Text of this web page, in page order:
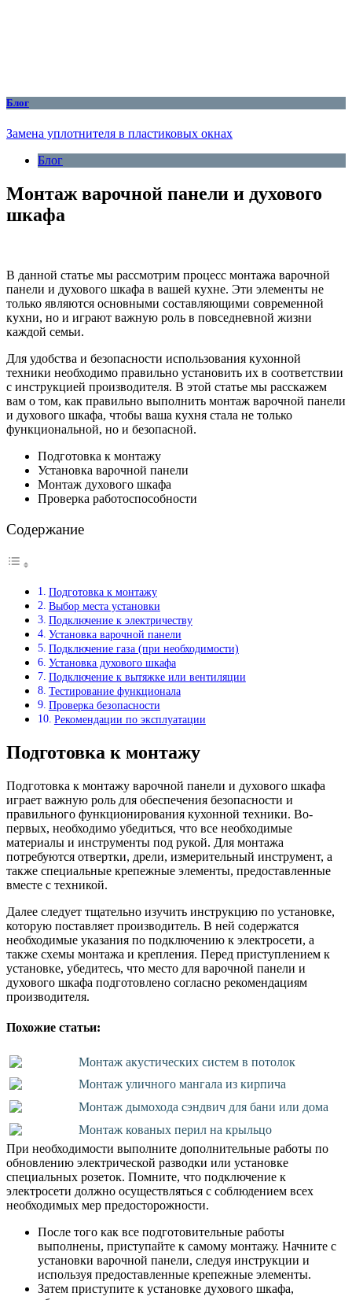
Блог
Замена уплотнителя в пластиковых окнах
Блог
Монтаж варочной панели и духового
шкафа
В данной статье мы рассмотрим процесс монтажа варочной
панели и духового шкафа в вашей кухне. Эти элементы не
только являются основными составляющими современной
кухни, но и играют важную роль в повседневной жизни
каждой семьи.
Для удобства и безопасности использования кухонной
техники необходимо правильно установить их в соответствии
с инструкцией производителя. В этой статье мы расскажем
вам о том, как правильно выполнить монтаж варочной панели
и духового шкафа, чтобы ваша кухня стала не только
функциональной, но и безопасной.
Подготовка к монтажу
Установка варочной панели
Монтаж духового шкафа
Проверка работоспособности
Содержание
Подготовка к монтажу
Выбор места установки
Подключение к электричеству
Установка варочной панели
Подключение газа (при необходимости)
Установка духового шкафа
Подключение к вытяжке или вентиляции
Тестирование функционала
Проверка безопасности
Рекомендации по эксплуатации
Подготовка к монтажу
Подготовка к монтажу варочной панели и духового шкафа
играет важную роль для обеспечения безопасности и
правильного функционирования кухонной техники. Во-
первых, необходимо убедиться, что все необходимые
материалы и инструменты под рукой. Для монтажа
потребуются отвертки, дрели, измерительный инструмент, а
также специальные крепежные элементы, предоставленные
вместе с техникой.
Далее следует тщательно изучить инструкцию по установке,
которую поставляет производитель. В ней содержатся
необходимые указания по подключению к электросети, а
также схемы монтажа и крепления. Перед приступлением к
установке, убедитесь, что место для варочной панели и
духового шкафа подготовлено согласно рекомендациям
производителя.
Похожие статьи:
Монтаж акустических систем в потолок
Монтаж уличного мангала из кирпича
Монтаж дымохода сэндвич для бани или дома
Монтаж кованых перил на крыльцо
При необходимости выполните дополнительные работы по
обновлению электрической разводки или установке
специальных розеток. Помните, что подключение к
электросети должно осуществляться с соблюдением всех
необходимых мер предосторожности.
После того как все подготовительные работы
выполнены, приступайте к самому монтажу. Начните с
установки варочной панели, следуя инструкции и
используя предоставленные крепежные элементы.
Затем приступите к установке духового шкафа,